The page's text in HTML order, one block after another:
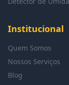
Institucional
Quem Somos
Nossos Serviços
Blog